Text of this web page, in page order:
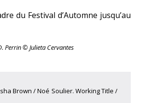
du Festival d’Automne jusqu’au
© Julieta Cervantes
Brown / Noé Soulier. Working Title /